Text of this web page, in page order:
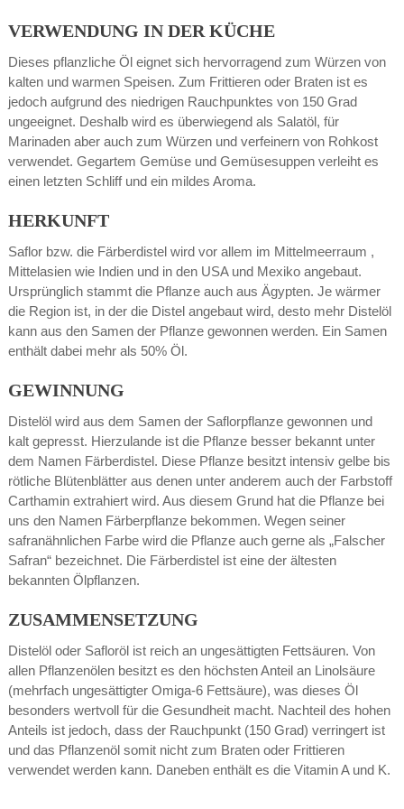
VERWENDUNG IN DER KÜCHE
Dieses pflanzliche Öl eignet sich hervorragend zum Würzen von
kalten und warmen Speisen. Zum Frittieren oder Braten ist es
jedoch aufgrund des niedrigen Rauchpunktes von 150 Grad
ungeeignet. Deshalb wird es überwiegend als Salatöl, für
Marinaden aber auch zum Würzen und verfeinern von Rohkost
verwendet. Gegartem Gemüse und Gemüsesuppen verleiht es
einen letzten Schliff und ein mildes Aroma.
HERKUNFT
Saflor bzw. die Färberdistel wird vor allem im Mittelmeerraum ,
Mittelasien wie Indien und in den USA und Mexiko angebaut.
Ursprünglich stammt die Pflanze auch aus Ägypten. Je wärmer
die Region ist, in der die Distel angebaut wird, desto mehr Distelöl
kann aus den Samen der Pflanze gewonnen werden. Ein Samen
enthält dabei mehr als 50% Öl.
GEWINNUNG
Distelöl wird aus dem Samen der Saflorpflanze gewonnen und
kalt gepresst. Hierzulande ist die Pflanze besser bekannt unter
dem Namen Färberdistel. Diese Pflanze besitzt intensiv gelbe bis
rötliche Blütenblätter aus denen unter anderem auch der Farbstoff
Carthamin extrahiert wird. Aus diesem Grund hat die Pflanze bei
uns den Namen Färberpflanze bekommen. Wegen seiner
safranähnlichen Farbe wird die Pflanze auch gerne als „Falscher
Safran“ bezeichnet. Die Färberdistel ist eine der ältesten
bekannten Ölpflanzen.
ZUSAMMENSETZUNG
Distelöl oder Safloröl ist reich an ungesättigten Fettsäuren. Von
allen Pflanzenölen besitzt es den höchsten Anteil an Linolsäure
(mehrfach ungesättigter Omiga-6 Fettsäure), was dieses Öl
besonders wertvoll für die Gesundheit macht. Nachteil des hohen
Anteils ist jedoch, dass der Rauchpunkt (150 Grad) verringert ist
und das Pflanzenöl somit nicht zum Braten oder Frittieren
verwendet werden kann. Daneben enthält es die Vitamin A und K.